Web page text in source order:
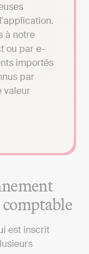
à notre
ou par e-
importés
par
valeur
est inscrit